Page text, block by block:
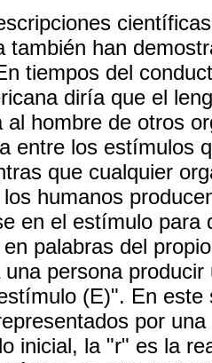
también han
tiempos del
diría que el
al hombre de otros
entre los estímulos
que cualquier
humanos
en el estímulo para
palabras del
una persona
(E)". En
por
inicial, la "r" es la